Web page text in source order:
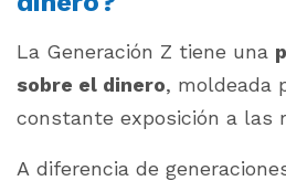
La Generación Z tiene una
sobre el dinero, moldeada
constante exposición a las
A diferencia de